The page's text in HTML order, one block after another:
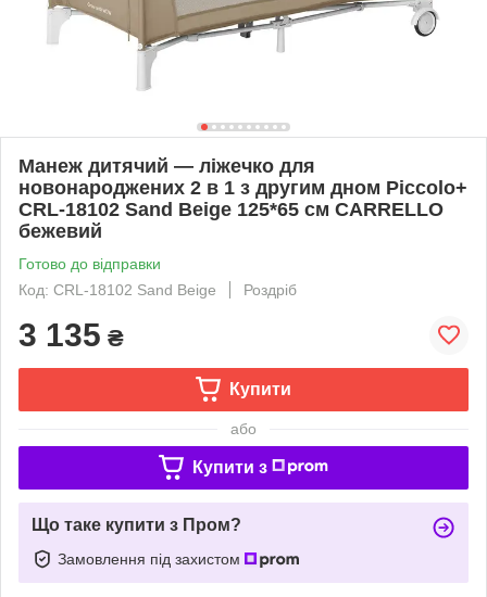
Манеж дитячий — ліжечко для
новонароджених 2 в 1 з другим дном Piccolo+
CRL-18102 Sand Beige 125*65 см CARRELLO
бежевий
Готово до відправки
Код: CRL-18102 Sand Beige
Роздріб
3 135 ₴
Купити
або
Купити з
Що таке купити з Пром?
Замовлення під захистом